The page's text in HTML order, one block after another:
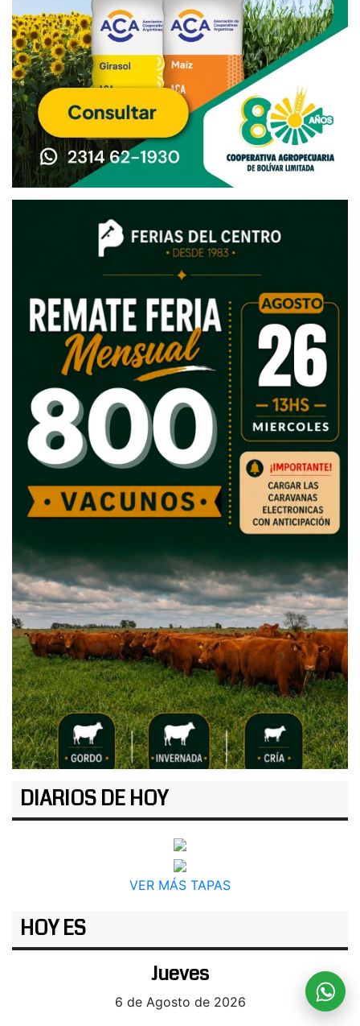
DIARIOS DE HOY
VER MÁS TAPAS
HOY ES
Jueves
6 de Agosto de 2026